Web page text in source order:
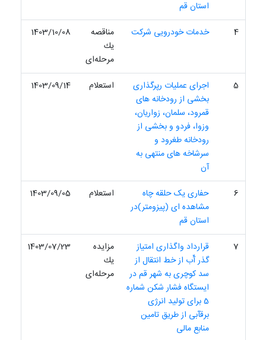
استان قم
4 خدمات خودرویی شرکت
مناقصه
یك
مرحله‌ای
1403/10/08
5
اجرای عملیات رپرگذاری
بخشی از رودخانه های
قمرود، سلمان، زواریان،
وزوا، فردو و بخشی از
رودخانه طغرود و
سرشاخه های منتهی به
آن
استعلام 1403/09/14
6
حفاری یک حلقه چاه
مشاهده ای (پیزومتر)در
استان قم
استعلام 1403/09/05
7
قرارداد واگذاری امتیاز
گذر آّب از خط انتقال از
سد کوچری به شهر قم در
ایستگاه فشار شکن شماره
5 برای تولید انرژی
برقآبی از طریق تامین
منابع مالی
مزایده
یك
مرحله‌ای
1403/07/23